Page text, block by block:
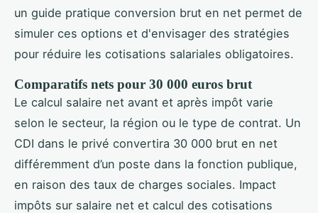
un guide pratique conversion brut en net permet de
simuler ces options et d'envisager des stratégies
pour réduire les cotisations salariales obligatoires.
Comparatifs nets pour 30 000 euros brut
Le calcul salaire net avant et après impôt varie
selon le secteur, la région ou le type de contrat. Un
CDI dans le privé convertira 30 000 brut en net
différemment d’un poste dans la fonction publique,
en raison des taux de charges sociales. Impact
impôts sur salaire net et calcul des cotisations